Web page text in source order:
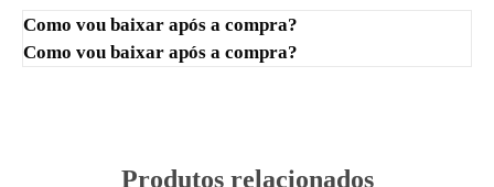
Como vou baixar após a compra?
Como vou baixar após a compra?
Produtos relacionados